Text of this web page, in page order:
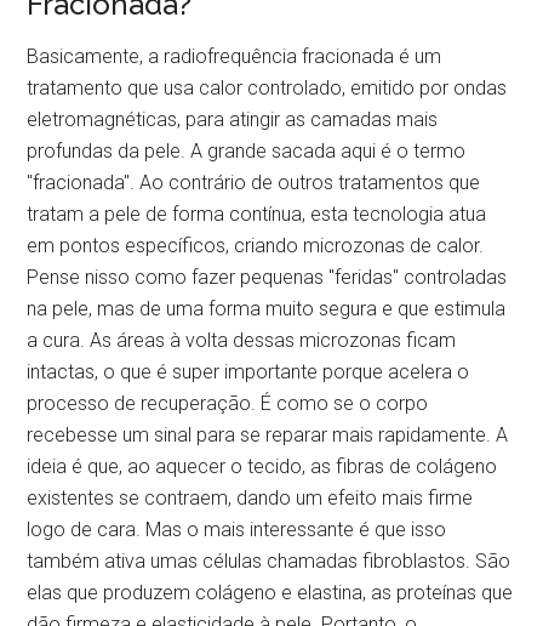
Basicamente, a radiofrequência fracionada é um
tratamento que usa calor controlado, emitido por ondas
eletromagnéticas, para atingir as camadas mais
profundas da pele. A grande sacada aqui é o termo
"fracionada". Ao contrário de outros tratamentos que
tratam a pele de forma contínua, esta tecnologia atua
em pontos específicos, criando microzonas de calor.
Pense nisso como fazer pequenas "feridas" controladas
na pele, mas de uma forma muito segura e que estimula
a cura. As áreas à volta dessas microzonas ficam
intactas, o que é super importante porque acelera o
processo de recuperação. É como se o corpo
recebesse um sinal para se reparar mais rapidamente. A
ideia é que, ao aquecer o tecido, as fibras de colágeno
existentes se contraem, dando um efeito mais firme
logo de cara. Mas o mais interessante é que isso
também ativa umas células chamadas fibroblastos. São
elas que produzem colágeno e elastina, as proteínas que